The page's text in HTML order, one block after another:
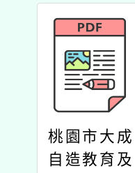
上課位置圖
桃園市大成
自造教育及